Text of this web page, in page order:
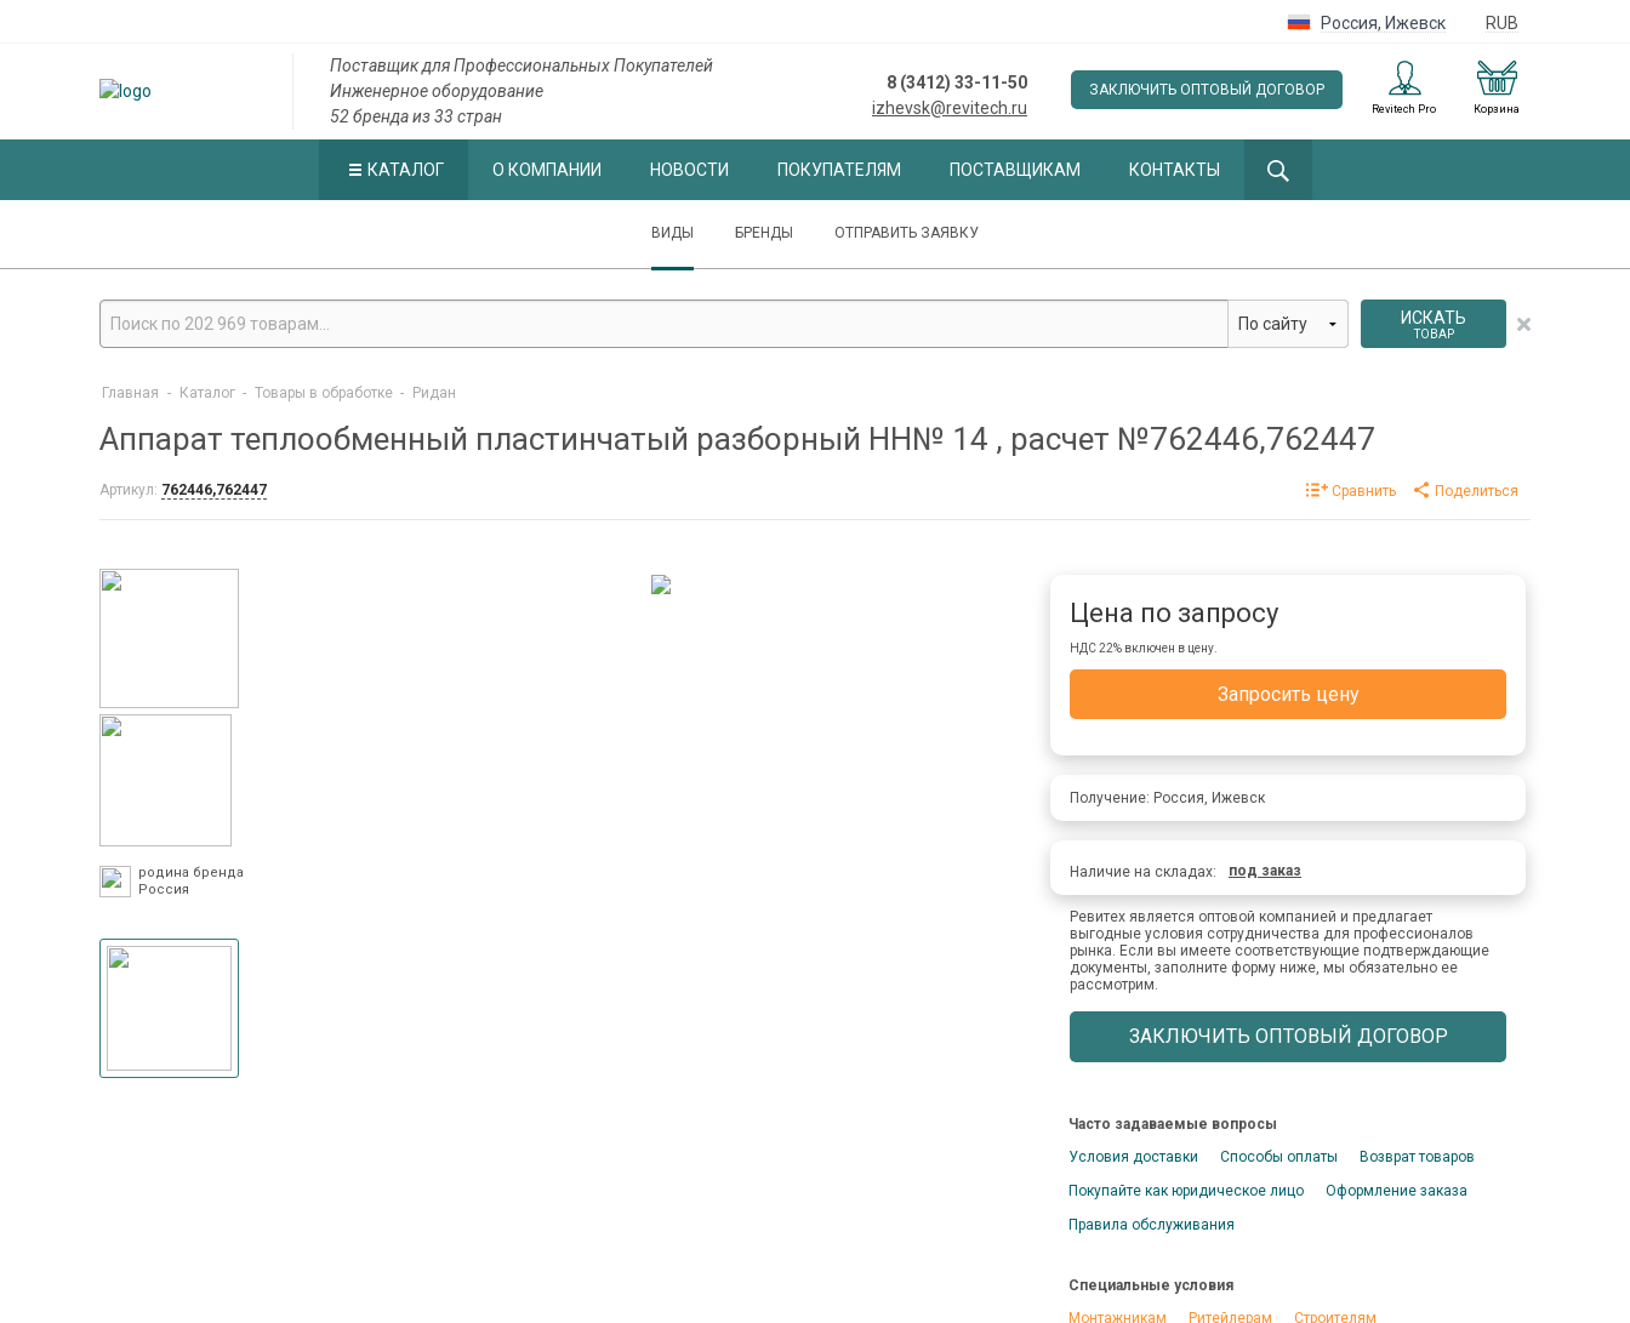
Россия, Ижевск RUB
Корзина
Revitech Pro
ЗАКЛЮЧИТЬ ОПТОВЫЙ ДОГОВОР
8 (3412) 33-11-50
izhevsk@revitech.ru
Поставщик для Профессиональных Покупателей
Инженерное оборудование
52 бренда из 33 стран
КАТАЛОГ О КОМПАНИИ НОВОСТИ ПОКУПАТЕЛЯМ ПОСТАВЩИКАМ КОНТАКТЫ
ВИДЫ БРЕНДЫ ОТПРАВИТЬ ЗАЯВКУ
ИСКАТЬ
ТОВАР
Главная - Каталог - Товары в обработке - Ридан
Аппарат теплообменный пластинчатый разборный НН№ 14 , расчет №762446,762447
Артикул: 762446,762447 Сравнить Поделиться
родина бренда
Россия
Цена по запросу
НДС 22% включен в цену.
Запросить цену
Получение: Россия, Ижевск
Наличие на складах: под заказ
Ревитех является оптовой компанией и предлагает
выгодные условия сотрудничества для профессионалов
рынка. Если вы имеете соответствующие подтверждающие
документы, заполните форму ниже, мы обязательно ее
рассмотрим.
ЗАКЛЮЧИТЬ ОПТОВЫЙ ДОГОВОР
Часто задаваемые вопросы
Условия доставки
Способы оплаты
Возврат товаров
Покупайте как юридическое лицо
Оформление заказа
Правила обслуживания
Специальные условия
Монтажникам
Ритейлерам
Строителям